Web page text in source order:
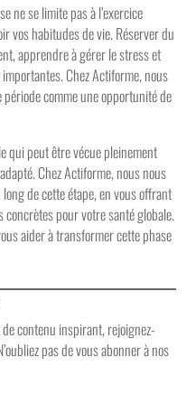
ne se limite pas à l’exercice
vos habitudes de vie. Réserver du
apprendre à gérer le stress et
Chez Actiforme, nous
comme une opportunité de
qui peut être vécue pleinement
Chez Actiforme, nous nous
de cette étape, en vous offrant
pour votre santé globale.
aider à transformer cette phase
contenu inspirant, rejoignez-
pas de vous abonner à nos